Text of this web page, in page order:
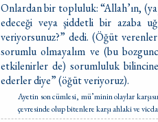
Onlardan bir topluluk: “Allah’ın,
edeceği veya şiddetli bir azaba
veriyorsunuz?” dedi. (Öğüt
sorumlu olmayalım ve (bu
etkilenirler de) sorumluluk
ederler diye” (öğüt veriyoruz).
Ayetin son cümlesi, mü’minin olaylar
çevresinde olup bitenlere karşı ahlaki ve